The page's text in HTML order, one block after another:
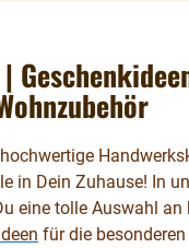
in Dein Zuhause! In
eine tolle Auswahl an
für die